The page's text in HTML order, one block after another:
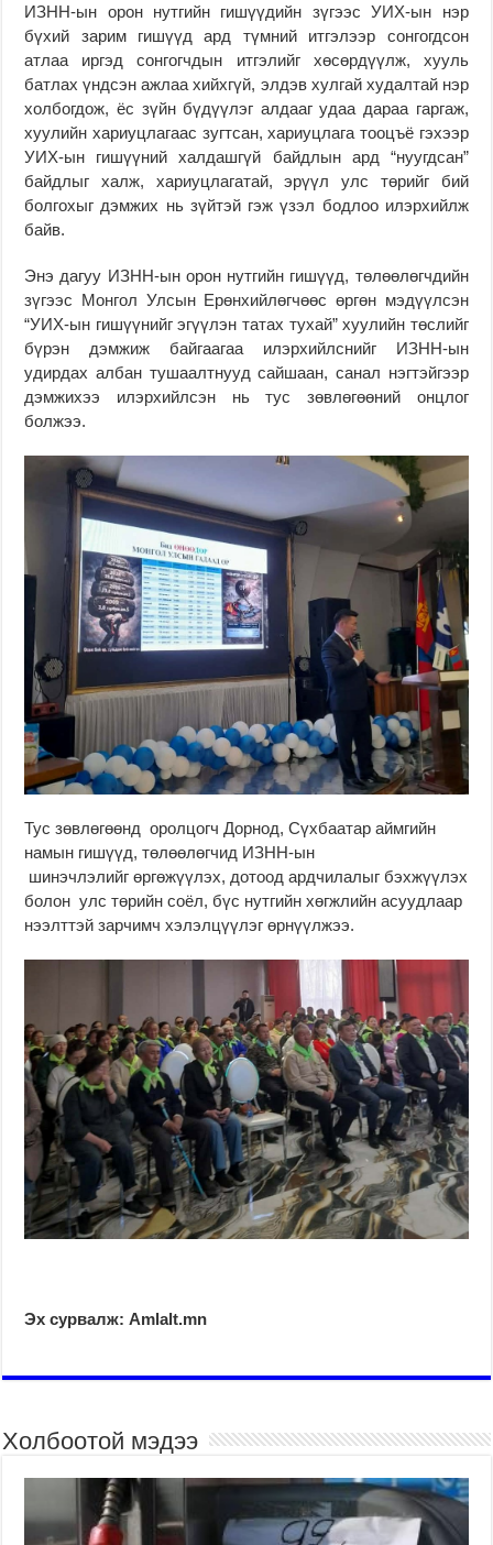
ИЗНН-ын орон нутгийн гишүүдийн зүгээс УИХ-ын нэр
бүхий зарим гишүүд ард түмний итгэлээр сонгогдсон
атлаа иргэд сонгогчдын итгэлийг хөсөрдүүлж, хууль
батлах үндсэн ажлаа хийхгүй, элдэв хулгай худалтай нэр
холбогдож, ёс зүйн бүдүүлэг алдааг удаа дараа гаргаж,
хуулийн хариуцлагаас зугтсан, хариуцлага тооцъё гэхээр
УИХ-ын гишүүний халдашгүй байдлын ард “нуугдсан”
байдлыг халж, хариуцлагатай, эрүүл улс төрийг бий
болгохыг дэмжих нь зүйтэй гэж үзэл бодлоо илэрхийлж
байв.
Энэ дагуу ИЗНН-ын орон нутгийн гишүүд, төлөөлөгчдийн
зүгээс Монгол Улсын Ерөнхийлөгчөөс өргөн мэдүүлсэн
“УИХ-ын гишүүнийг эгүүлэн татах тухай” хуулийн төслийг
бүрэн дэмжиж байгаагаа илэрхийлснийг ИЗНН-ын
удирдах албан тушаалтнууд сайшаан, санал нэгтэйгээр
дэмжихээ илэрхийлсэн нь тус зөвлөгөөний онцлог
болжээ.
Тус зөвлөгөөнд оролцогч Дорнод, Сүхбаатар аймгийн
намын гишүүд, төлөөлөгчид ИЗНН-ын
шинэчлэлийг өргөжүүлэх, дотоод ардчилалыг бэхжүүлэх
болон улс төрийн соёл, бүс нутгийн хөгжлийн асуудлаар
нээлттэй зарчимч хэлэлцүүлэг өрнүүлжээ.
Эх сурвалж: Amlalt.mn
Холбоотой мэдээ